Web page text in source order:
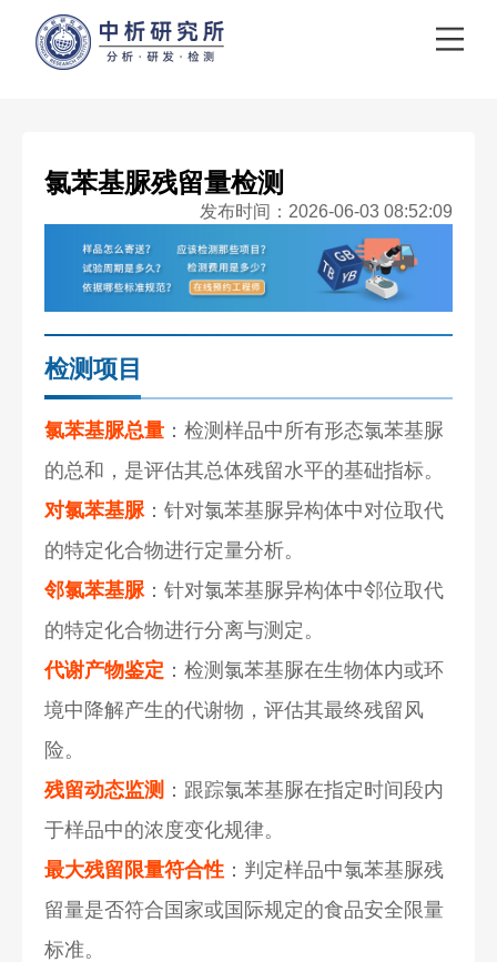
氯苯基脲残留量检测
发布时间：2026-06-03 08:52:09
检测项目
氯苯基脲总量 ：检测样品中所有形态氯苯基脲
的总和，是评估其总体残留水平的基础指标。
对氯苯基脲：针对氯苯基脲异构体中对位取代
的特定化合物进行定量分析。
邻氯苯基脲：针对氯苯基脲异构体中邻位取代
的特定化合物进行分离与测定。
代谢产物鉴定 ：检测氯苯基脲在生物体内或环
境中降解产生的代谢物，评估其最终残留风
险。
残留动态监测 ：跟踪氯苯基脲在指定时间段内
于样品中的浓度变化规律。
最大残留限量符合性 ：判定样品中氯苯基脲残
留量是否符合国家或国际规定的食品安全限量
标准。